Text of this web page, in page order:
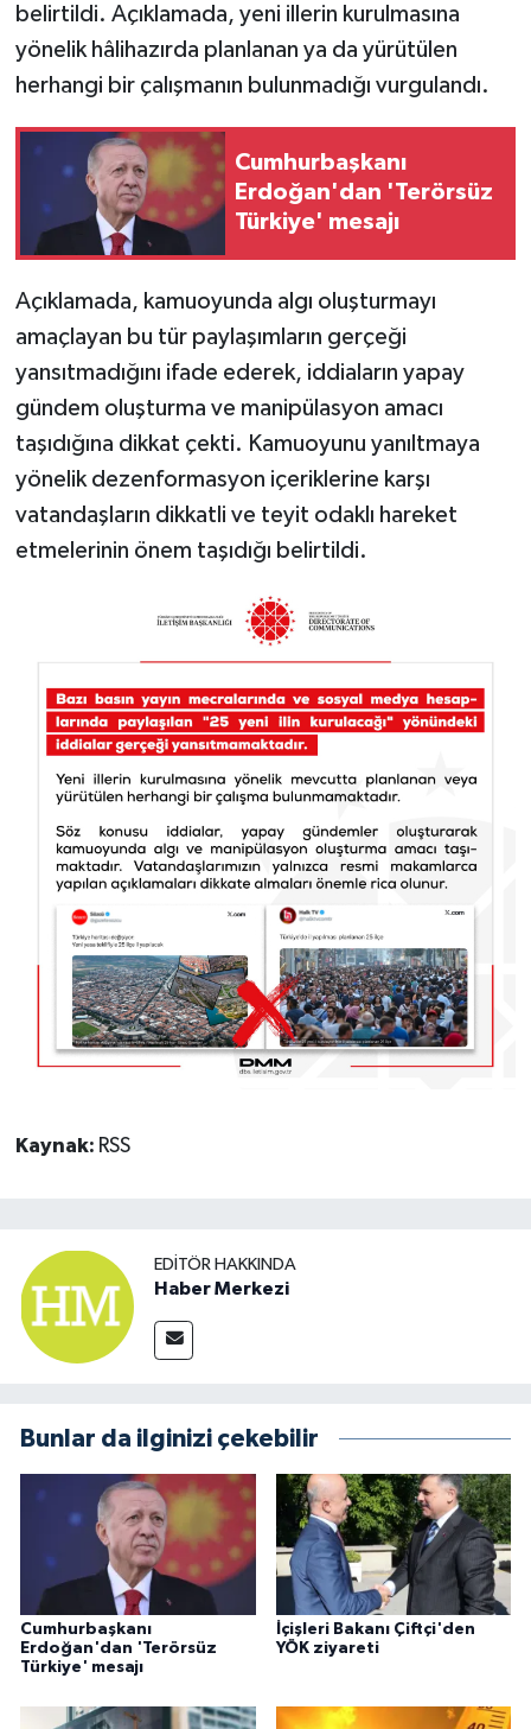
belirtildi. Açıklamada, yeni illerin kurulmasına
yönelik hâlihazırda planlanan ya da yürütülen
herhangi bir çalışmanın bulunmadığı vurgulandı.
Cumhurbaşkanı
Erdoğan'dan 'Terörsüz
Türkiye' mesajı
Açıklamada, kamuoyunda algı oluşturmayı
amaçlayan bu tür paylaşımların gerçeği
yansıtmadığını ifade ederek, iddiaların yapay
gündem oluşturma ve manipülasyon amacı
taşıdığına dikkat çekti. Kamuoyunu yanıltmaya
yönelik dezenformasyon içeriklerine karşı
vatandaşların dikkatli ve teyit odaklı hareket
etmelerinin önem taşıdığı belirtildi.
Kaynak: RSS
EDITÖR HAKKINDA
Haber Merkezi
Bunlar da ilginizi çekebilir
Cumhurbaşkanı
Erdoğan'dan 'Terörsüz
Türkiye' mesajı
İçişleri Bakanı Çiftçi'den
YÖK ziyareti